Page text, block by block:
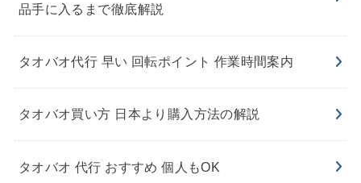
品手に入るまで徹底解説
タオバオ代行 早い 回転ポイント 作業時間案内
タオバオ買い方 日本より購入方法の解説
タオバオ 代行 おすすめ 個人もOK